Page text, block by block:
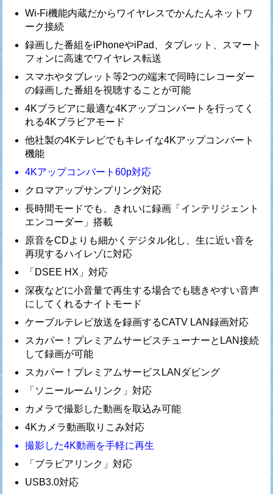
Wi-Fi機能内蔵だからワイヤレスでかんたんネットワ
ーク接続
録画した番組をiPhoneやiPad、タブレット、スマート
フォンに高速でワイヤレス転送
スマホやタブレット等2つの端末で同時にレコーダー
の録画した番組を視聴することが可能
4Kブラビアに最適な4Kアップコンバートを行ってく
れる4Kブラビアモード
他社製の4Kテレビでもキレイな4Kアップコンバート
機能
4Kアップコンバート60p対応
クロマアップサンプリング対応
長時間モードでも、きれいに録画「インテリジェント
エンコーダー」搭載
原音をCDよりも細かくデジタル化し、生に近い音を
再現するハイレゾに対応
「DSEE HX」対応
深夜などに小音量で再生する場合でも聴きやすい音声
にしてくれるナイトモード
ケーブルテレビ放送を録画するCATV LAN録画対応
スカパー！プレミアムサービスチューナーとLAN接続
して録画が可能
スカパー！プレミアムサービスLANダビング
「ソニールームリンク」対応
カメラで撮影した動画を取込み可能
4Kカメラ動画取りこみ対応
撮影した4K動画を手軽に再生
「ブラビアリンク」対応
USB3.0対応